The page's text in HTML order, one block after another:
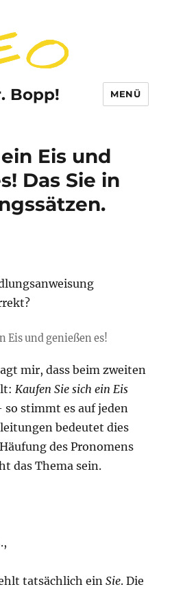
Bopp! MENÜ
Eis und
Das Sie in
Eis und genießen es!
mir, dass beim zweiten
Kaufen Sie sich ein Eis
so stimmt es auf jeden
bedeutet dies
des Pronomens
das Thema sein.
tatsächlich einSie. Die